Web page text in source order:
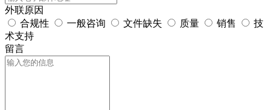
外联原因
合规性
一般咨询 文件缺失 质量 销售
技
术支持
留言